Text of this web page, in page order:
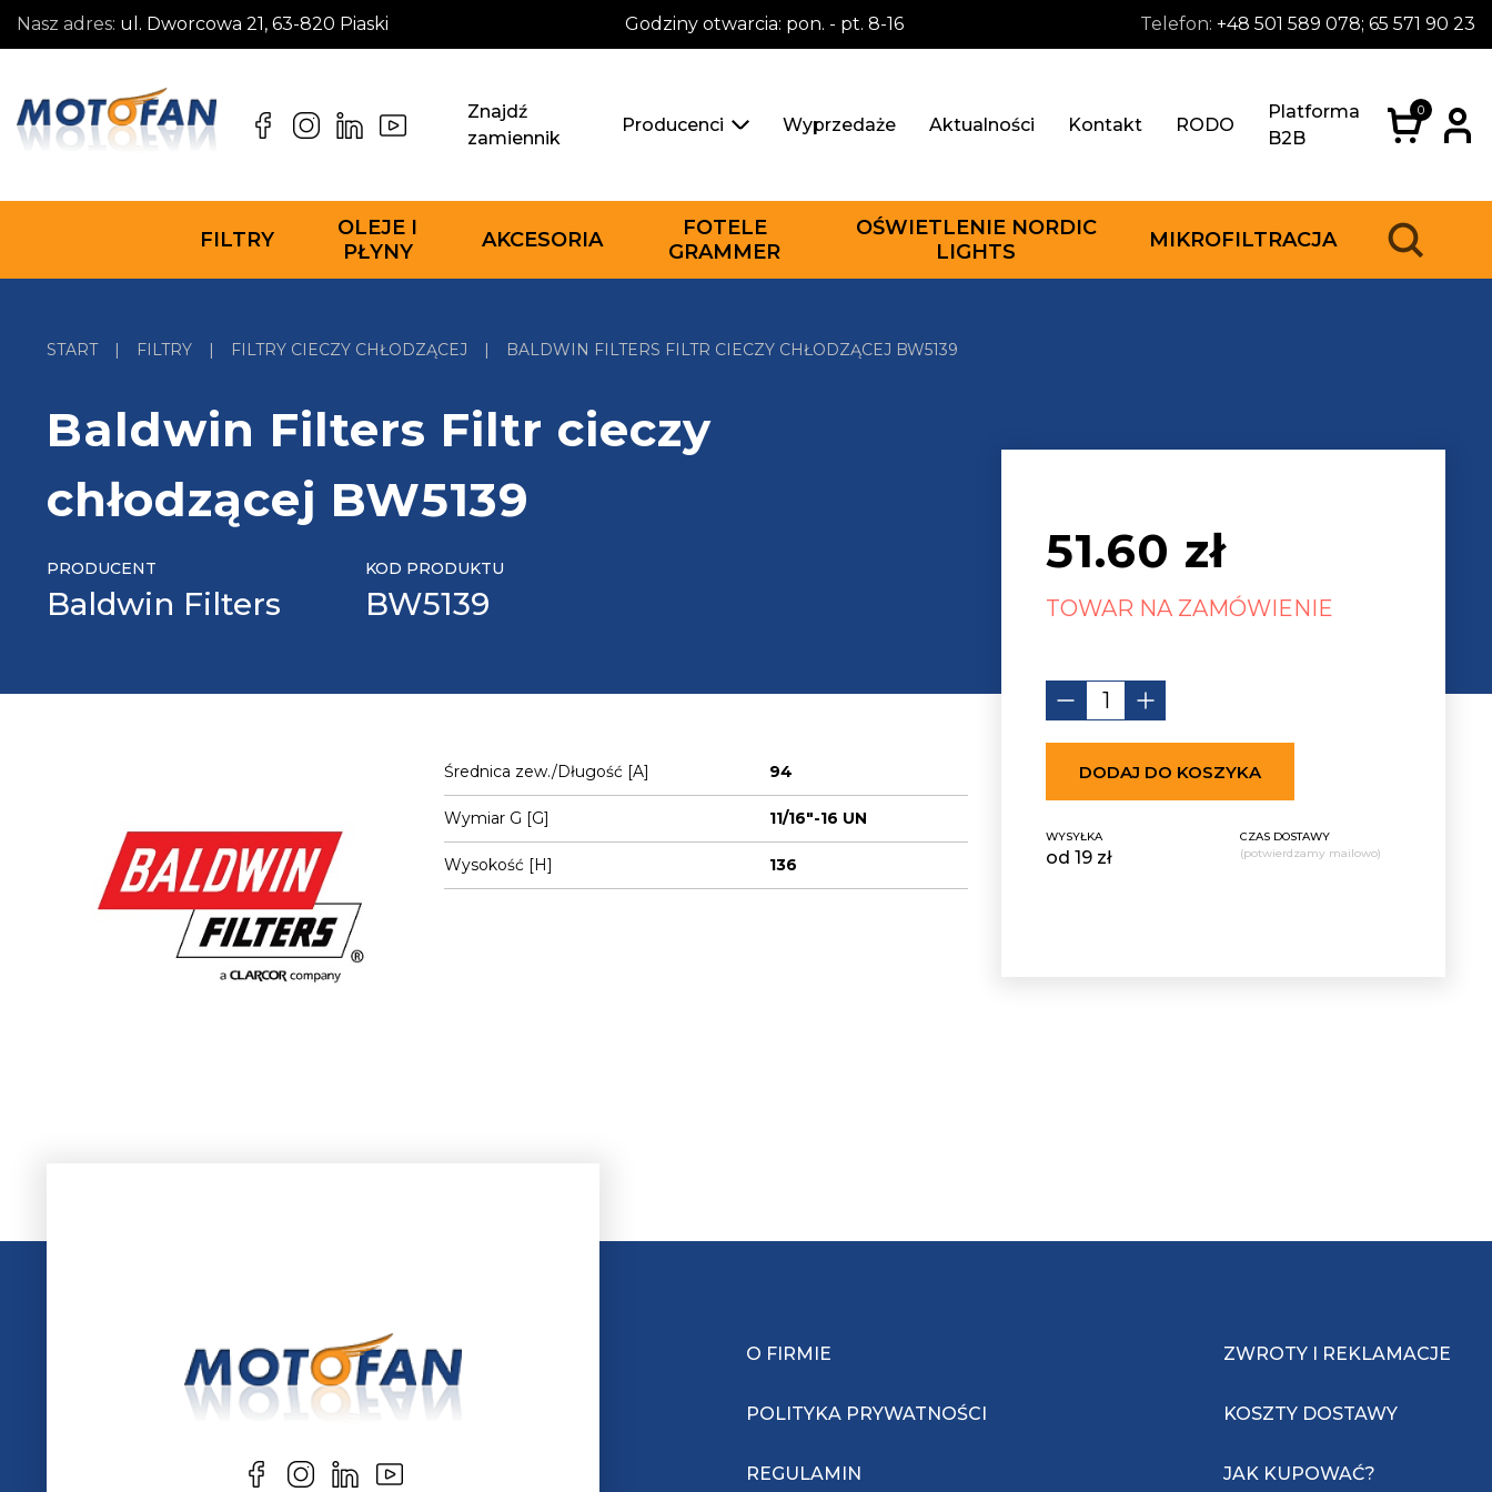
Nasz adres: ul. Dworcowa 21, 63-820 Piaski Godziny otwarcia: pon. - pt. 8-16 Telefon: +48 501 589 078; 65 571 90 23
Znajdź
zamiennik
Producenci Wyprzedaże Aktualności Kontakt RODO
Platforma
B2B
0
FILTRY
OLEJE I
PŁYNY
AKCESORIA
FOTELE
GRAMMER
OŚWIETLENIE NORDIC
LIGHTS
MIKROFILTRACJA
START | FILTRY | FILTRY CIECZY CHŁODZĄCEJ | BALDWIN FILTERS FILTR CIECZY CHŁODZĄCEJ BW5139
Baldwin Filters Filtr cieczy
chłodzącej BW5139
PRODUCENT
Baldwin Filters
KOD PRODUKTU
BW5139
Średnica zew./Długość [A] 94
Wymiar G [G] 11/16"-16 UN
Wysokość [H] 136
51.60 zł
TOWAR NA ZAMÓWIENIE
DODAJ DO KOSZYKA
WYSYŁKA
od 19 zł
CZAS DOSTAWY
(potwierdzamy mailowo)
O FIRMIE
POLITYKA PRYWATNOŚCI
REGULAMIN
ZWROTY I REKLAMACJE
KOSZTY DOSTAWY
JAK KUPOWAĆ?